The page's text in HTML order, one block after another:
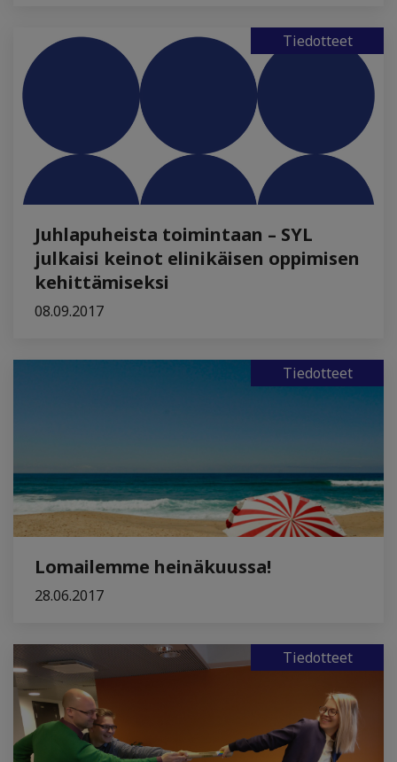
Tiedotteet
Juhlapuheista toimintaan – SYL
julkaisi keinot elinikäisen oppimisen
kehittämiseksi
08.09.2017
Tiedotteet
Lomailemme heinäkuussa!
28.06.2017
Tiedotteet